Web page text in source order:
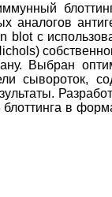
аналогов
blot с
Выбран
сывороток,
в